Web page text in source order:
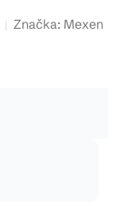
Značka: Mexen